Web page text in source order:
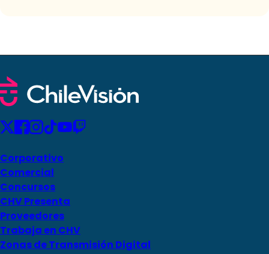
Corporativo
Comercial
Concursos
CHV Presenta
Proveedores
Trabaja en CHV
Zonas de Transmisión Digital